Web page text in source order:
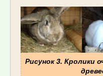
Рисунок 3. Кролики